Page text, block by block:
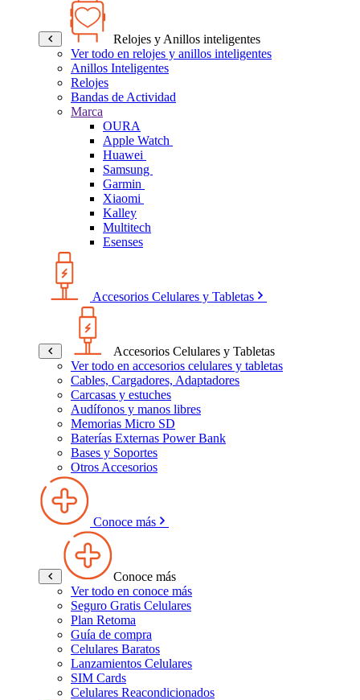
Relojes y Anillos inteligentes
Ver todo en relojes y anillos inteligentes
Anillos Inteligentes
Relojes
Bandas de Actividad
Marca
OURA
Apple Watch
Huawei
Samsung
Garmin
Xiaomi
Kalley
Multitech
Esenses
Accesorios Celulares y Tabletas
Accesorios Celulares y Tabletas
Ver todo en accesorios celulares y tabletas
Cables, Cargadores, Adaptadores
Carcasas y estuches
Audífonos y manos libres
Memorias Micro SD
Baterías Externas Power Bank
Bases y Soportes
Otros Accesorios
Conoce más
Conoce más
Ver todo en conoce más
Seguro Gratis Celulares
Plan Retoma
Guía de compra
Celulares Baratos
Lanzamientos Celulares
SIM Cards
Celulares Reacondicionados